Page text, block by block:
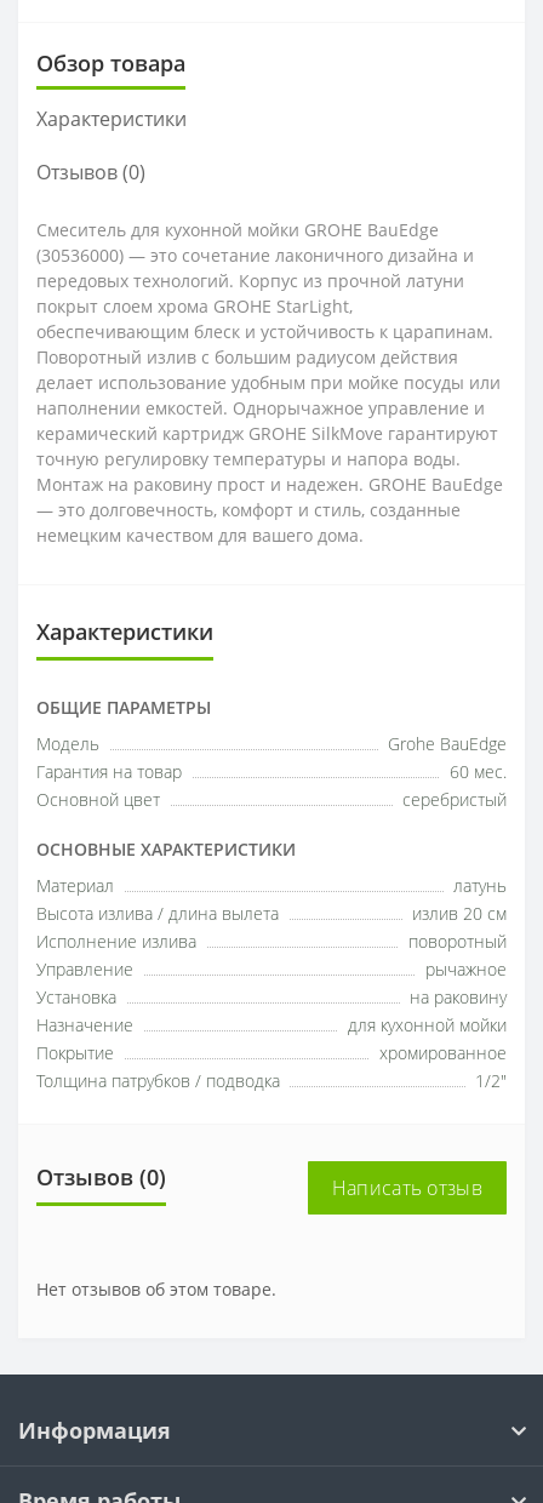
Обзор товара
Характеристики
Отзывов (0)
Смеситель для кухонной мойки GROHE BauEdge
(30536000) — это сочетание лаконичного дизайна и
передовых технологий. Корпус из прочной латуни
покрыт слоем хрома GROHE StarLight,
обеспечивающим блеск и устойчивость к царапинам.
Поворотный излив с большим радиусом действия
делает использование удобным при мойке посуды или
наполнении емкостей. Однорычажное управление и
керамический картридж GROHE SilkMove гарантируют
точную регулировку температуры и напора воды.
Монтаж на раковину прост и надежен. GROHE BauEdge
— это долговечность, комфорт и стиль, созданные
немецким качеством для вашего дома.
Характеристики
ОБЩИЕ ПАРАМЕТРЫ
Модель
Grohe BauEdge
Гарантия на товар
60 мес.
Основной цвет
серебристый
ОСНОВНЫЕ ХАРАКТЕРИСТИКИ
Материал
латунь
Высота излива / длина вылета
излив 20 см
Исполнение излива
поворотный
Управление
рычажное
Установка
на раковину
Назначение
для кухонной мойки
Покрытие
хромированное
Толщина патрубков / подводка
1/2"
Отзывов (0) Написать отзыв
Нет отзывов об этом товаре.
Информация